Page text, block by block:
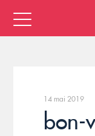
14 mai 2019
bon-